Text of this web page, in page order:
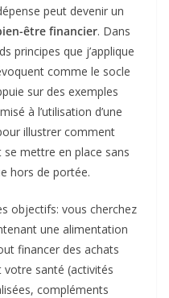
peut devenir un
être financier. Dans
principes que j’applique
comme le socle
sur des exemples
à l’utilisation d’une
illustrer comment
se mettre en place sans
hors de portée.
objectifs: vous cherchez
une alimentation
financer des achats
santé (activités
compléments